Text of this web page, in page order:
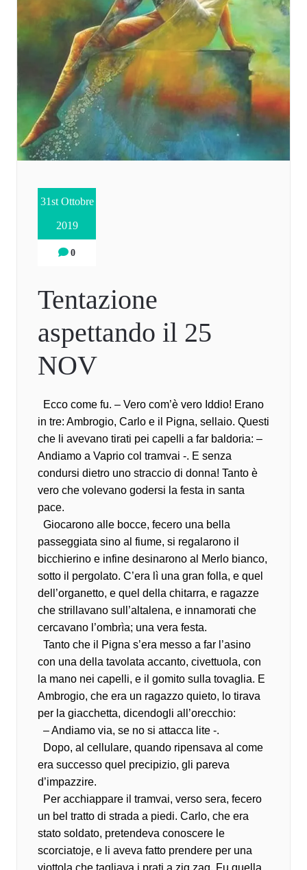
31st Ottobre
2019
0
Tentazione
aspettando il 25
NOV
Ecco come fu. – Vero com’è vero Iddio! Erano
in tre: Ambrogio, Carlo e il Pigna, sellaio. Questi
che li avevano tirati pei capelli a far baldoria: –
Andiamo a Vaprio col tramvai -. E senza
condursi dietro uno straccio di donna! Tanto è
vero che volevano godersi la festa in santa
pace.
Giocarono alle bocce, fecero una bella
passeggiata sino al fiume, si regalarono il
bicchierino e infine desinarono al Merlo bianco,
sotto il pergolato. C’era lì una gran folla, e quel
dell’organetto, e quel della chitarra, e ragazze
che strillavano sull’altalena, e innamorati che
cercavano l’ombrìa; una vera festa.
Tanto che il Pigna s’era messo a far l’asino
con una della tavolata accanto, civettuola, con
la mano nei capelli, e il gomito sulla tovaglia. E
Ambrogio, che era un ragazzo quieto, lo tirava
per la giacchetta, dicendogli all’orecchio:
– Andiamo via, se no si attacca lite -.
Dopo, al cellulare, quando ripensava al come
era successo quel precipizio, gli pareva
d’impazzire.
Per acchiappare il tramvai, verso sera, fecero
un bel tratto di strada a piedi. Carlo, che era
stato soldato, pretendeva conoscere le
scorciatoje, e li aveva fatto prendere per una
viottola che tagliava i prati a zig zag. Fu quella